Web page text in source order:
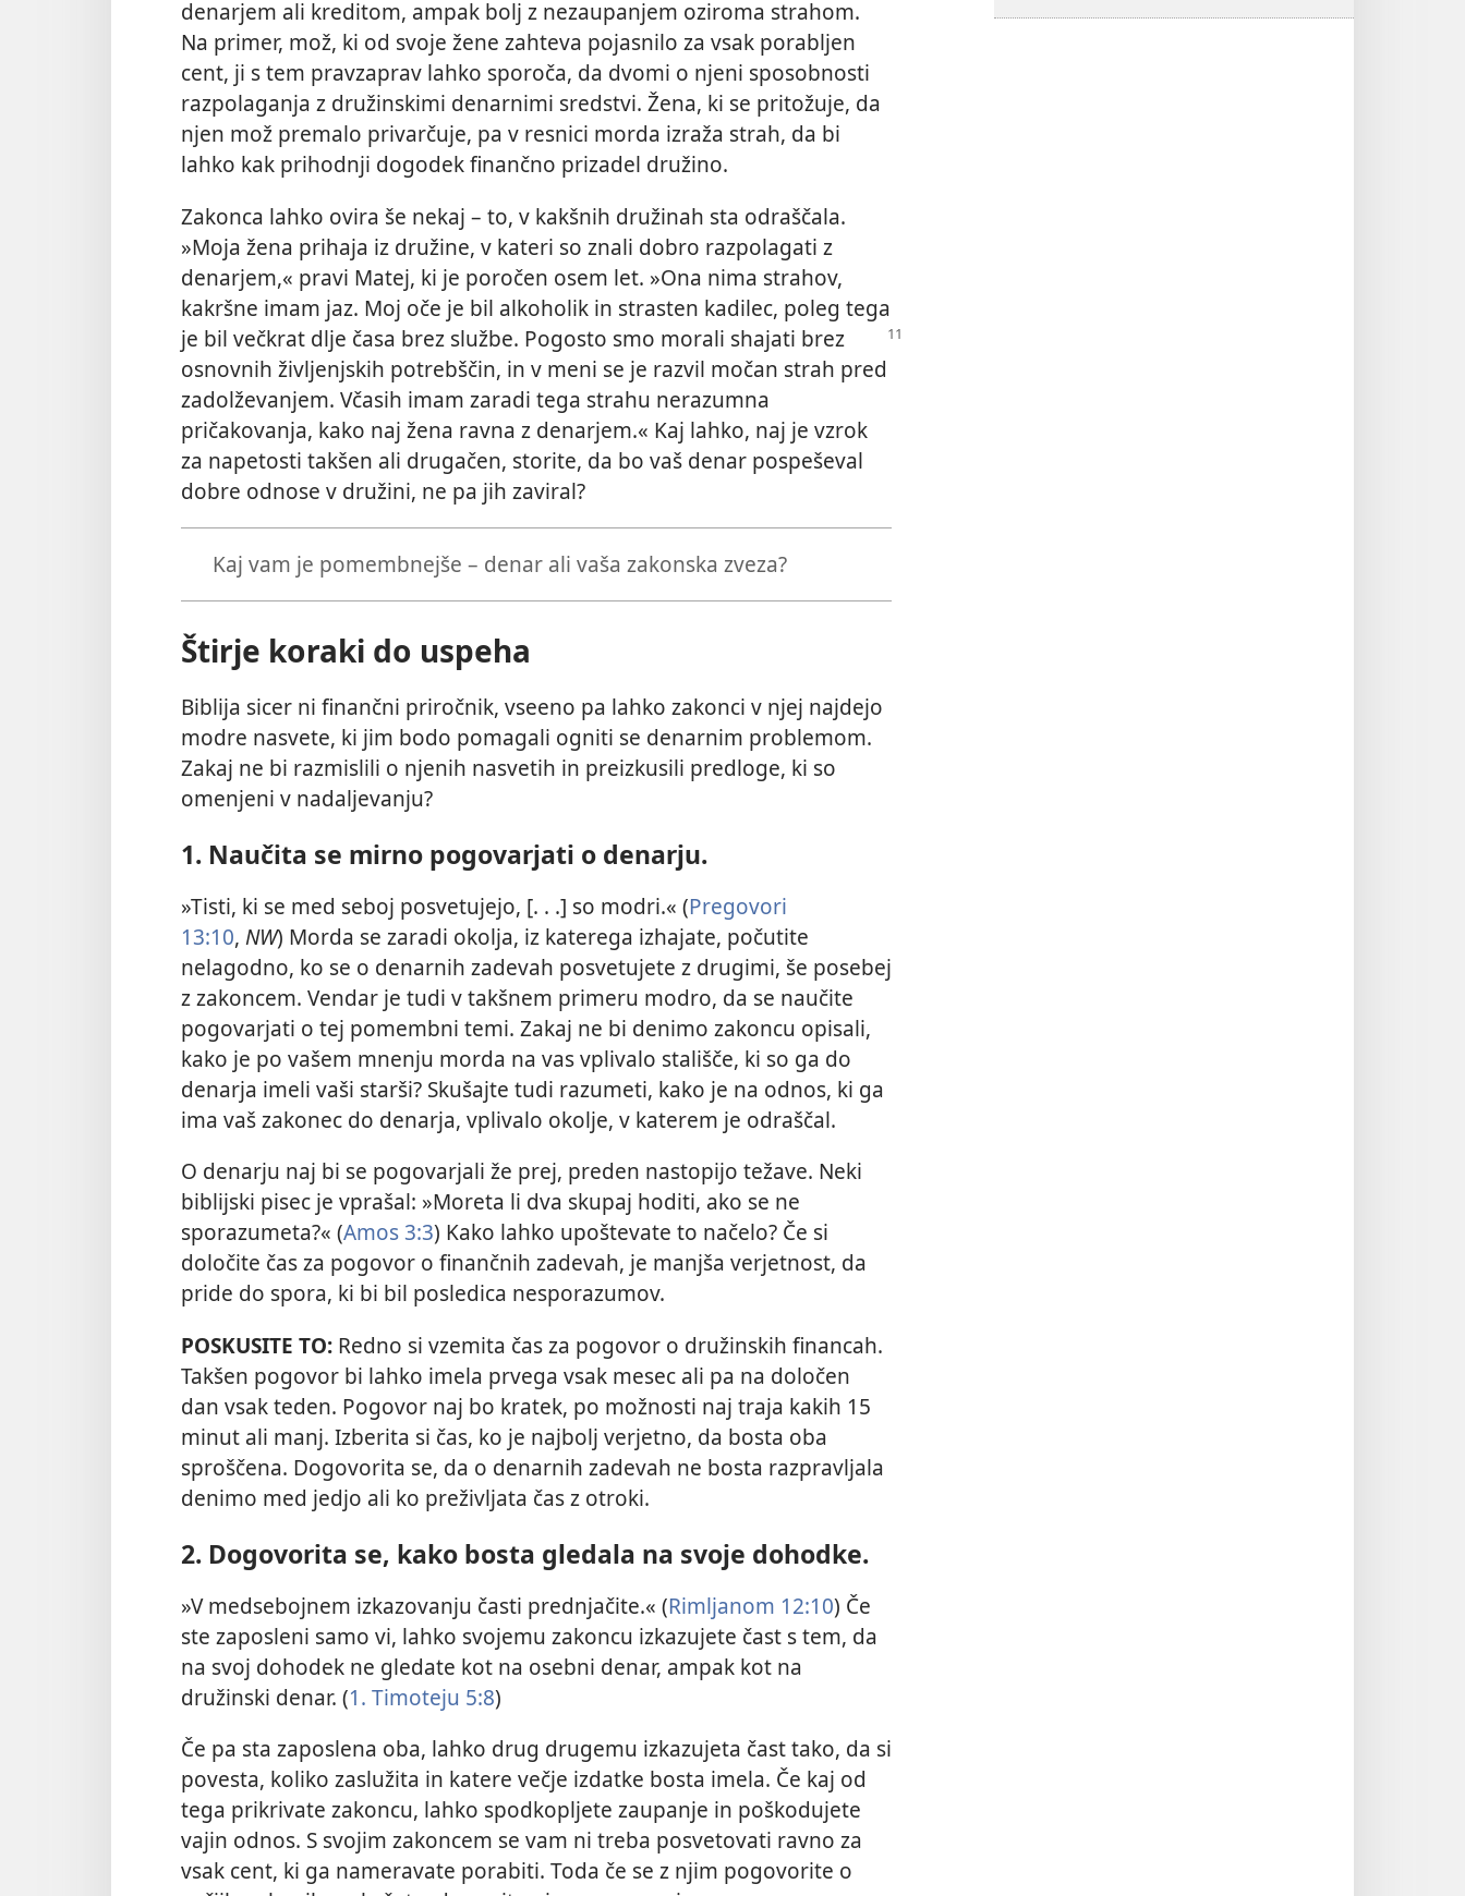
denarjem ali kreditom, ampak bolj z nezaupanjem oziroma strahom.
Na primer, mož, ki od svoje žene zahteva pojasnilo za vsak porabljen
cent, ji s tem pravzaprav lahko sporoča, da dvomi o njeni sposobnosti
razpolaganja z družinskimi denarnimi sredstvi. Žena, ki se pritožuje, da
njen mož premalo privarčuje, pa v resnici morda izraža strah, da bi
lahko kak prihodnji dogodek finančno prizadel družino.
Zakonca lahko ovira še nekaj – to, v kakšnih družinah sta odraščala.
»Moja žena prihaja iz družine, v kateri so znali dobro razpolagati z
denarjem,« pravi Matej, ki je poročen osem let. »Ona nima strahov,
kakršne imam jaz. Moj oče je bil alkoholik in strasten kadilec, poleg tega
je bil večkrat dlje časa brez službe. Pogosto smo morali shajati brez
osnovnih življenjskih potrebščin, in v meni se je razvil močan strah pred
zadolževanjem. Včasih imam zaradi tega strahu nerazumna
pričakovanja, kako naj žena ravna z denarjem.« Kaj lahko, naj je vzrok
za napetosti takšen ali drugačen, storite, da bo vaš denar pospeševal
dobre odnose v družini, ne pa jih zaviral?
Kaj vam je pomembnejše – denar ali vaša zakonska zveza?
Štirje koraki do uspeha
Biblija sicer ni finančni priročnik, vseeno pa lahko zakonci v njej najdejo
modre nasvete, ki jim bodo pomagali ogniti se denarnim problemom.
Zakaj ne bi razmislili o njenih nasvetih in preizkusili predloge, ki so
omenjeni v nadaljevanju?
1. Naučita se mirno pogovarjati o denarju.
»Tisti, ki se med seboj posvetujejo, [. . .] so modri.« (Pregovori
13:10, NW) Morda se zaradi okolja, iz katerega izhajate, počutite
nelagodno, ko se o denarnih zadevah posvetujete z drugimi, še posebej
z zakoncem. Vendar je tudi v takšnem primeru modro, da se naučite
pogovarjati o tej pomembni temi. Zakaj ne bi denimo zakoncu opisali,
kako je po vašem mnenju morda na vas vplivalo stališče, ki so ga do
denarja imeli vaši starši? Skušajte tudi razumeti, kako je na odnos, ki ga
ima vaš zakonec do denarja, vplivalo okolje, v katerem je odraščal.
O denarju naj bi se pogovarjali že prej, preden nastopijo težave. Neki
biblijski pisec je vprašal: »Moreta li dva skupaj hoditi, ako se ne
sporazumeta?« (Amos 3:3) Kako lahko upoštevate to načelo? Če si
določite čas za pogovor o finančnih zadevah, je manjša verjetnost, da
pride do spora, ki bi bil posledica nesporazumov.
POSKUSITE TO: Redno si vzemita čas za pogovor o družinskih financah.
Takšen pogovor bi lahko imela prvega vsak mesec ali pa na določen
dan vsak teden. Pogovor naj bo kratek, po možnosti naj traja kakih 15
minut ali manj. Izberita si čas, ko je najbolj verjetno, da bosta oba
sproščena. Dogovorita se, da o denarnih zadevah ne bosta razpravljala
denimo med jedjo ali ko preživljata čas z otroki.
2. Dogovorita se, kako bosta gledala na svoje dohodke.
»V medsebojnem izkazovanju časti prednjačite.« (Rimljanom 12:10) Če
ste zaposleni samo vi, lahko svojemu zakoncu izkazujete čast s tem, da
na svoj dohodek ne gledate kot na osebni denar, ampak kot na
družinski denar. (1. Timoteju 5:8)
Če pa sta zaposlena oba, lahko drug drugemu izkazujeta čast tako, da si
povesta, koliko zaslužita in katere večje izdatke bosta imela. Če kaj od
tega prikrivate zakoncu, lahko spodkopljete zaupanje in poškodujete
vajin odnos. S svojim zakoncem se vam ni treba posvetovati ravno za
vsak cent, ki ga nameravate porabiti. Toda če se z njim pogovorite o